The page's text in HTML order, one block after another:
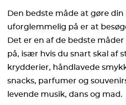
Den bedste måde at gøre din
uforglemmelig på er at
Det er en af de bedste
på, især hvis du snart skal af
krydderier, håndlavede
snacks, parfumer og
levende musik, dans og mad.